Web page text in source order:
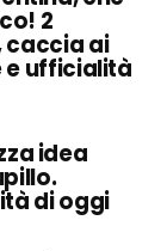
2
caccia ai
ufficialità
idea
di oggi